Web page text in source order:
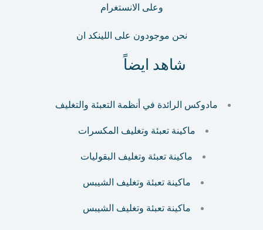
وعلى الانستغرام
نحن موجودون على اللينكد ان
شاهد ايضاً
مادوكس الرائدة في أنظمة التعبئة والتغليف
ماكينة تعبئة وتغليف المكسرات
ماكينة تعبئة وتغليف البقوليات
ماكينة تعبئة وتغليف الشيبس
ماكينة تعبئة وتغليف الشيبس